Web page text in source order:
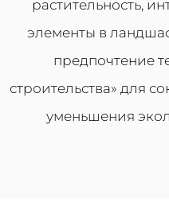
растительность,
элементы в
предпочтение
строительства» для
уменьшения